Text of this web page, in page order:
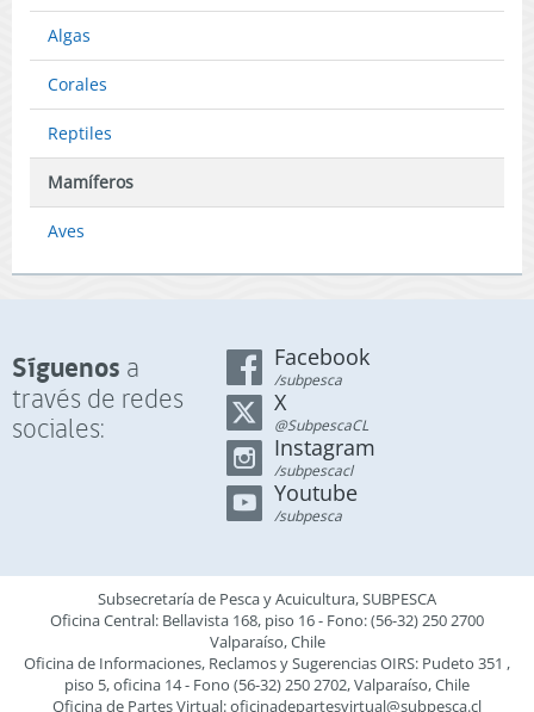
Algas
Corales
Reptiles
Mamíferos
Aves
Síguenos a
través de redes
sociales:
Facebook
/subpesca
X
@SubpescaCL
Instagram
/subpescacl
Youtube
/subpesca
Subsecretaría de Pesca y Acuicultura, SUBPESCA
Oficina Central: Bellavista 168, piso 16 - Fono: (56-32) 250 2700
Valparaíso, Chile
Oficina de Informaciones, Reclamos y Sugerencias OIRS: Pudeto 351 ,
piso 5, oficina 14 - Fono (56-32) 250 2702, Valparaíso, Chile
Oficina de Partes Virtual:oficinadepartesvirtual@subpesca.cl